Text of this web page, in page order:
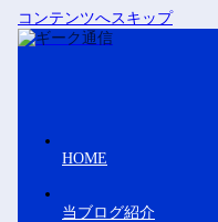
コンテンツへスキップ
HOME
当ブログ紹介